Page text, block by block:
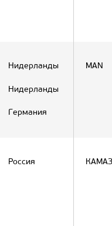
Нидерланды
Нидерланды
Германия
MAN
Россия КАМАЗ